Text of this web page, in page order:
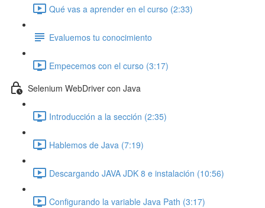
Qué vas a aprender en el curso (2:33)
Evaluemos tu conocimiento
Empecemos con el curso (3:17)
Selenium WebDriver con Java
Introducción a la sección (2:35)
Hablemos de Java (7:19)
Descargando JAVA JDK 8 e instalación (10:56)
Configurando la variable Java Path (3:17)